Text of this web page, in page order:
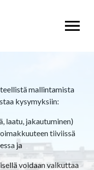
mallintamista
kysymyksiin:
laatu, jakautuminen)
tiiviissä
ja
voidaan vaikuttaa